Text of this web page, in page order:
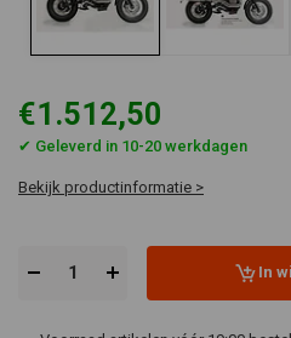
€1.512,50
✔ Geleverd in 10-20 werkdagen
Bekijk productinformatie >
In